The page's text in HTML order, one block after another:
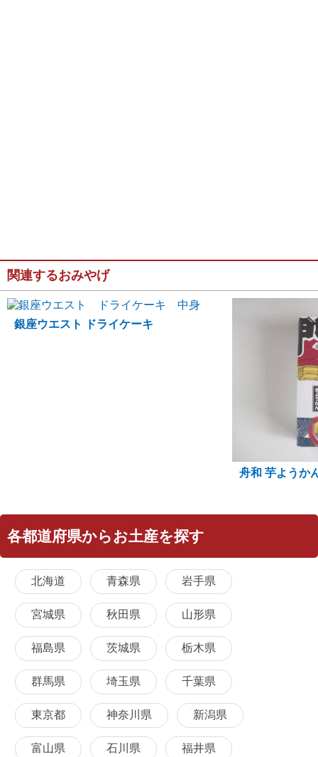
関連するおみやげ
銀座ウエスト ドライケーキ
舟和 芋ようか
各都道府県からお土産を探す
北海道 青森県 岩手県
宮城県 秋田県 山形県
福島県 茨城県 栃木県
群馬県 埼玉県 千葉県
東京都 神奈川県 新潟県
富山県 石川県 福井県